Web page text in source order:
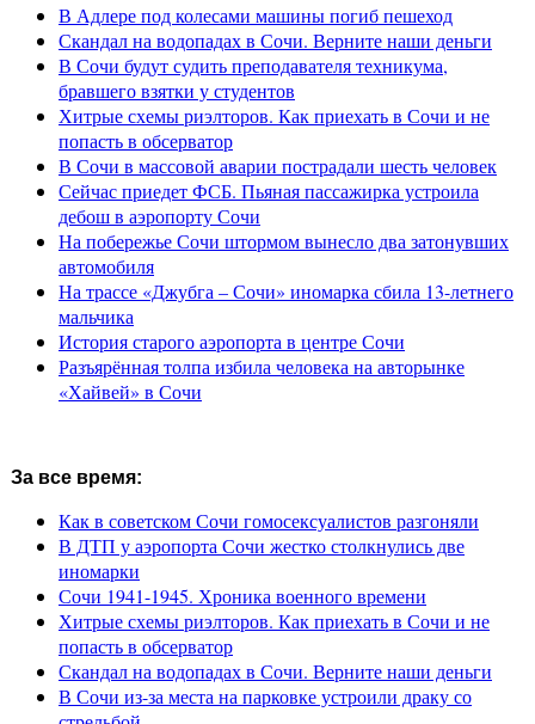
В Адлере под колесами машины погиб пешеход
Скандал на водопадах в Сочи. Верните наши деньги
В Сочи будут судить преподавателя техникума,
бравшего взятки у студентов
Хитрые схемы риэлторов. Как приехать в Сочи и не
попасть в обсерватор
В Сочи в массовой аварии пострадали шесть человек
Сейчас приедет ФСБ. Пьяная пассажирка устроила
дебош в аэропорту Сочи
На побережье Сочи штормом вынесло два затонувших
автомобиля
На трассе «Джубга – Сочи» иномарка сбила 13-летнего
мальчика
История старого аэропорта в центре Сочи
Разъярённая толпа избила человека на авторынке
«Хайвей» в Сочи
За все время:
Как в советском Сочи гомосексуалистов разгоняли
В ДТП у аэропорта Сочи жестко столкнулись две
иномарки
Сочи 1941-1945. Хроника военного времени
Хитрые схемы риэлторов. Как приехать в Сочи и не
попасть в обсерватор
Скандал на водопадах в Сочи. Верните наши деньги
В Сочи из-за места на парковке устроили драку со